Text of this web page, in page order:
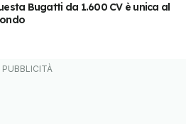
Bugatti da 1.600 CV è unica al